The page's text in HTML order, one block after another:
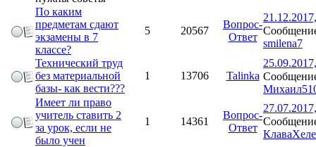
По каким
предметам сдают
экзамены в 7
классе?
5 20567
Вопрос-
Ответ
smilena7
Технический труд
без материальной
базы- как вести???
1 13706 Talinka
Имеет ли право
учитель ставить 2
за урок, если не
было учен
1 14361
Вопрос-
Ответ